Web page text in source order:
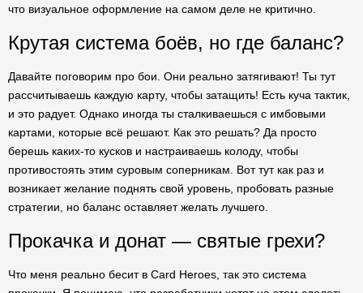
что визуальное оформление на самом деле не критично.
Крутая система боёв, но где баланс?
Давайте поговорим про бои. Они реально затягивают! Ты тут
рассчитываешь каждую карту, чтобы затащить! Есть куча тактик,
и это радует. Однако иногда ты сталкиваешься с имбовыми
картами, которые всё решают. Как это решать? Да просто
берешь каких-то кусков и настраиваешь колоду, чтобы
противостоять этим суровым соперникам. Вот тут как раз и
возникает желание поднять свой уровень, пробовать разные
стратегии, но баланс оставляет желать лучшего.
Прокачка и донат — святые грехи?
Что меня реально бесит в Card Heroes, так это система